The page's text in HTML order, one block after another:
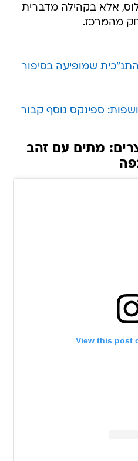
אלא בקהילה מדברית
מהמרכז.
שמופיעה בסיפור
ספינקס נוסף קבור
מתים עם זהב
View this post